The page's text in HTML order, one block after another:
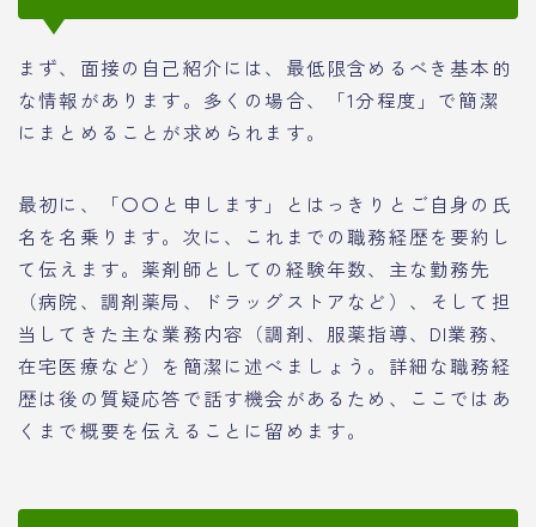
まず、面接の自己紹介には、最低限含めるべき基本的
な情報があります。多くの場合、「1分程度」で簡潔
にまとめることが求められます。
最初に、「〇〇と申します」とはっきりとご自身の氏
名を名乗ります。次に、これまでの職務経歴を要約し
て伝えます。薬剤師としての経験年数、主な勤務先
（病院、調剤薬局、ドラッグストアなど）、そして担
当してきた主な業務内容（調剤、服薬指導、DI業務、
在宅医療など）を簡潔に述べましょう。詳細な職務経
歴は後の質疑応答で話す機会があるため、ここではあ
くまで概要を伝えることに留めます。